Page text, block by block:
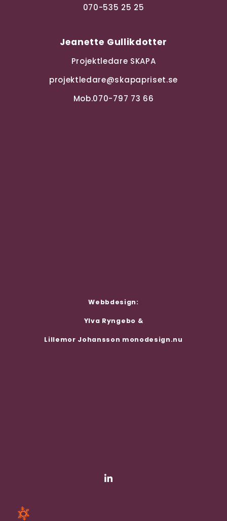
070-535 25 25
Jeanette Gullikdotter
Projektledare SKAPA
projektledare@skapapriset.se
Mob.070-797 73 66
Webbdesign:
Ylva Ryngebo &
Lillemor Johansson monodesign.nu